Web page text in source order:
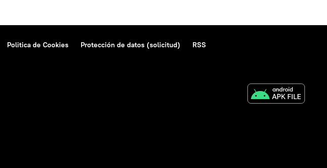
Politica de Cookies Protección de datos (solicitud)
RSS